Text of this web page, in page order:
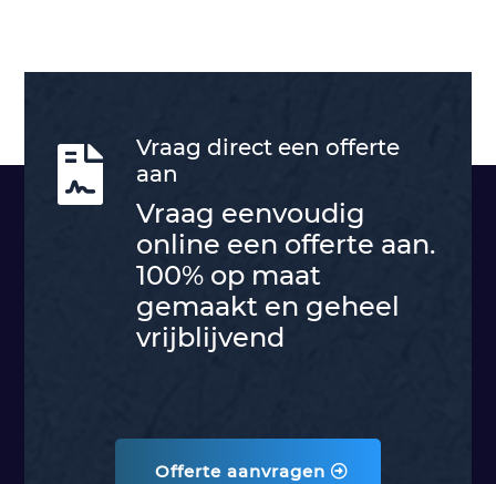

Vraag direct een offerte
aan
Vraag eenvoudig
online een offerte aan.
100% op maat
gemaakt en geheel
vrijblijvend
Offerte aanvragen